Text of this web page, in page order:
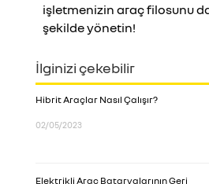
işletmenizin araç filosunu
şekilde yönetin!​
İlginizi çekebilir
Hibrit Araçlar Nasıl Çalışır?
02/05/2023
Elektrikli Araç Bataryalarının Geri